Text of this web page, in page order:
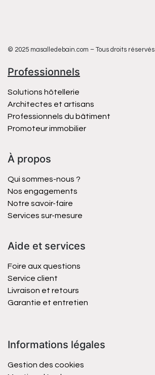
© 2025 masalledebain.com – Tous droits réservés
Professionnels
Solutions hôtellerie
Architectes et artisans
Professionnels du bâtiment
Promoteur immobilier
À propos
Qui sommes-nous ?
Nos engagements
Notre savoir-faire
Services sur-mesure
Aide et services
Foire aux questions
Service client
Livraison et retours
Garantie et entretien
Informations légales
Gestion des cookies